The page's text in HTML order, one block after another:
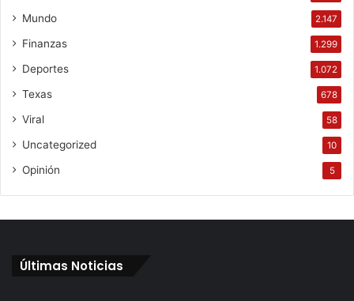
Mundo 2.147
Finanzas 1.299
Deportes 1.072
Texas 678
Viral 58
Uncategorized 10
Opinión 5
Últimas Noticias